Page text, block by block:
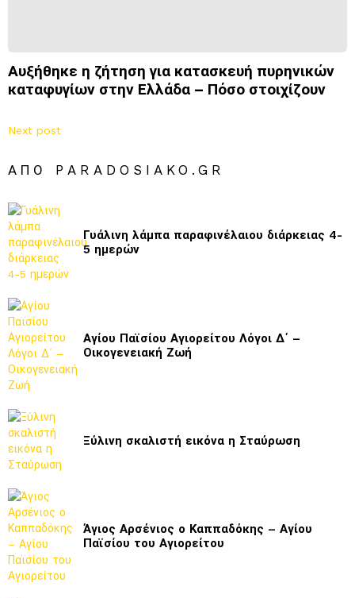
Αυξήθηκε η ζήτηση για κατασκευή πυρηνικών
καταφυγίων στην Ελλάδα – Πόσο στοιχίζουν
Next post
ΑΠΌ PARADOSIAKO.GR
Γυάλινη λάμπα παραφινέλαιου διάρκειας 4-
5 ημερών
Αγίου Παϊσίου Αγιορείτου Λόγοι Δ΄ –
Οικογενειακή Ζωή
Ξύλινη σκαλιστή εικόνα η Σταύρωση
Άγιος Αρσένιος ο Καππαδόκης – Αγίου
Παϊσίου του Αγιορείτου